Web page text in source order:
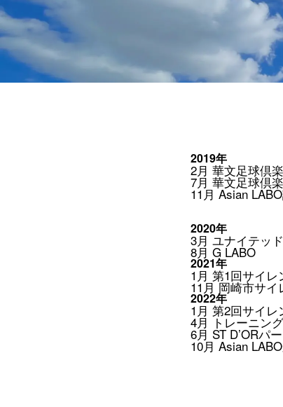
2019年
2月 華文足球倶
7月 華文足球倶
11月 Asian
2020年
3月 ユナイテッ
8月 G LABO
2021年
1月 第1回サイレ
11月 岡崎市サ
2022年
1月 第2回サイレ
4月 トレーニン
6月 ST D’ORパ
10月 Asian